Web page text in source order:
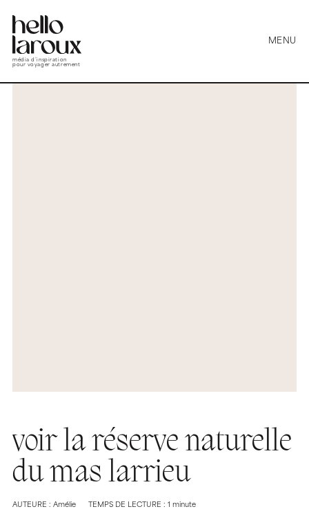
média d’inspiration
pour voyager autrement
MENU
voir la réserve naturelle
du mas larrieu
AUTEURE : Amélie TEMPS DE LECTURE : 1 minute